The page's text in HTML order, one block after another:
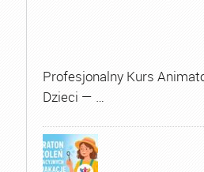
Profesjonalny Kurs
Dzieci — …